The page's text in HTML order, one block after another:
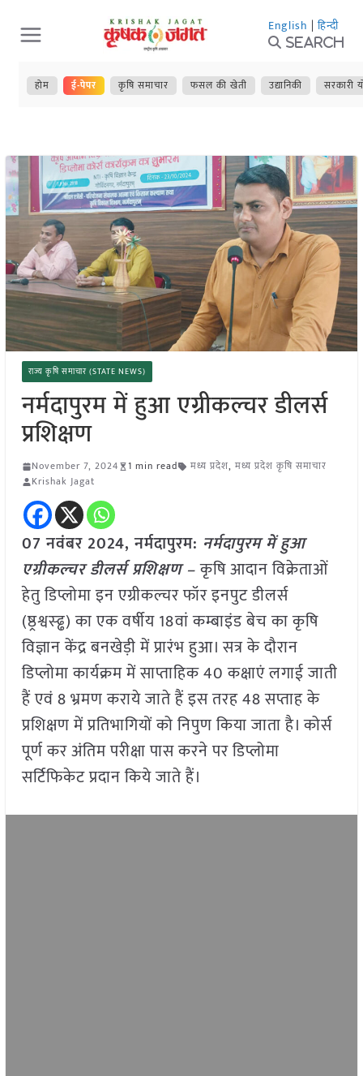
Skip
to
content
English | हिन्दी
Search
होम ई-पेपर कृषि समाचार फसल की खेती उद्यानिकी सरकारी
राज्य कृषि समाचार (STATE NEWS)
नर्मदापुरम में हुआ एग्रीकल्चर डीलर्स
प्रशिक्षण
November 7, 2024 1 min read मध्य प्रदेश, मध्य प्रदेश कृषि समाचार
Krishak Jagat
07 नवंबर 2024, नर्मदापुरम: नर्मदापुरम में हुआ
एग्रीकल्चर डीलर्स प्रशिक्षण –कृषि आदान विक्रेताओं
हेतु डिप्लोमा इन एग्रीकल्चर फॉर इनपुट डीलर्स
(ष्ठ्रश्वस्ढ्ढ) का एक वर्षीय 18वां कम्बाइंड बेच का कृषि
विज्ञान केंद्र बनखेड़ी में प्रारंभ हुआ। सत्र के दौरान
डिप्लोमा कार्यक्रम में साप्ताहिक 40 कक्षाएं लगाई जाती
हैं एवं 8 भ्रमण कराये जाते हैं इस तरह 48 सप्ताह के
प्रशिक्षण में प्रतिभागियों को निपुण किया जाता है। कोर्स
पूर्ण कर अंतिम परीक्षा पास करने पर डिप्लोमा
सर्टिफिकेट प्रदान किये जाते हैं।